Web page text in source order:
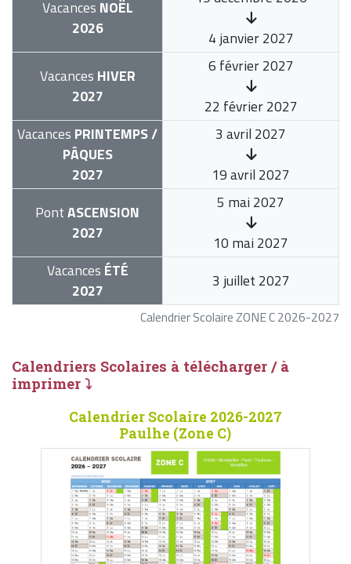
Calendrier Scolaire ZONE C 2026-2027
Vacances NOËL
2026
4 janvier 2027
Vacances HIVER
2027
6 février 2027
22 février 2027
Vacances PRINTEMPS /
PÂQUES
2027
3 avril 2027
19 avril 2027
PontASCENSION
2027
5 mai 2027
10 mai 2027
Vacances ÉTÉ
2027
3 juillet 2027
Calendriers Scolaires à télécharger / à
imprimer ⤵
Calendrier Scolaire 2026-2027
Paulhe (Zone C)